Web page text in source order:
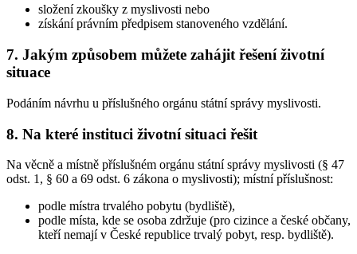
složení zkoušky z myslivosti nebo
získání právním předpisem stanoveného vzdělání.
7. Jakým způsobem můžete zahájit řešení životní
situace
Podáním návrhu u příslušného orgánu státní správy myslivosti.
8. Na které instituci životní situaci řešit
Na věcně a místně příslušném orgánu státní správy myslivosti (§ 47
odst. 1, § 60 a 69 odst. 6 zákona o myslivosti); místní příslušnost:
podle místra trvalého pobytu (bydliště),
podle místa, kde se osoba zdržuje (pro cizince a české občany,
kteří nemají v České republice trvalý pobyt, resp. bydliště).